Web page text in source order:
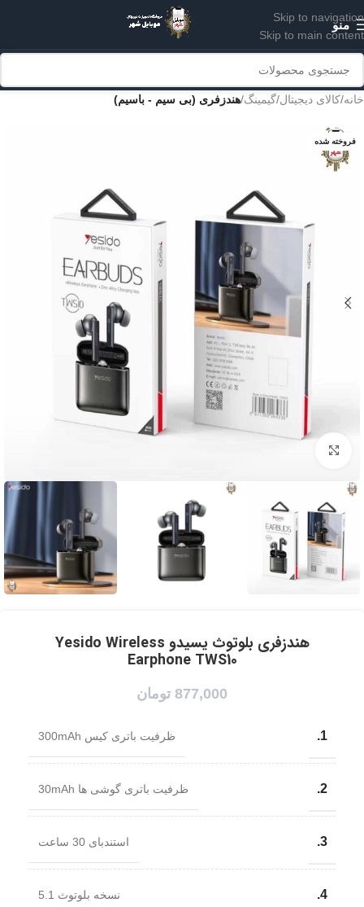
Skip to navigation
Skip to main content
منو
خانه کالای دیجیتال گیمینگ هندزفری (بی سیم - باسیم)
فروخته شده
هندزفری بلوتوث یسیدو Yesido Wireless
Earphone TWS10
877,000 تومان
1. ظرفیت باتری کیس 300mAh
2. ظرفیت باتری گوشی ها 30mAh
3. استندبای 30 ساعت
4. نسخه بلوتوث 5.1